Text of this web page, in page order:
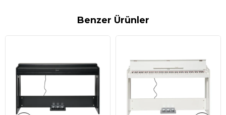
Benzer Ürünler